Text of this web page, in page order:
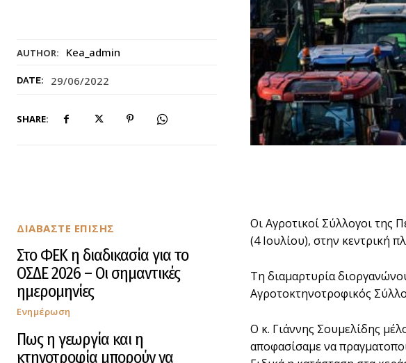
AUTHOR: Kea_admin
DATE: 29/06/2022
SHARE:
ΔΙΑΒΑΣΤΕ ΕΠΙΣΗΣ
Στο ΦΕΚ η διαδικασία για το
ΟΣΔΕ 2026 – Οι σημαντικές
ημερομηνίες
Ενημέρωση
Πως η γεωργία και η
κτηνοτροφία μπορούν να
Οι Αγροτικοί Σύλλογοι της
(4 Ιουλίου), στην κεντρική
Τη διαμαρτυρία
Αγροτοκτηνοτροφικός
Ο κ. Γιάννης Σουμελίδης
αποφασίσαμε να